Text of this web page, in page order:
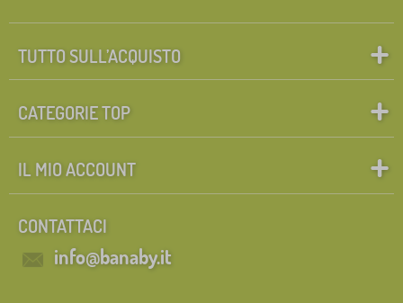
TUTTO SULL’ACQUISTO
CATEGORIE TOP
IL MIO ACCOUNT
CONTATTACI
info@banaby.it